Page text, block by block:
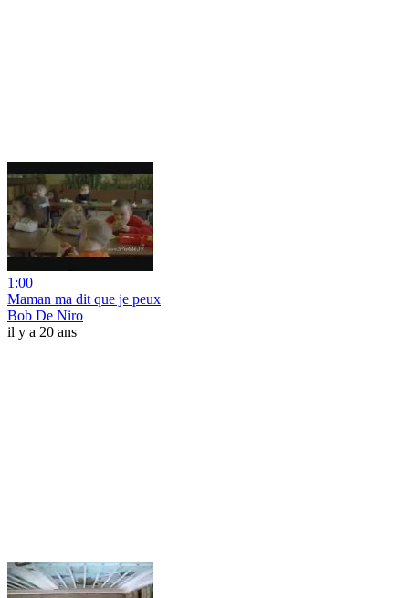
1:00
Maman ma dit que je peux
Bob De Niro
il y a 20 ans